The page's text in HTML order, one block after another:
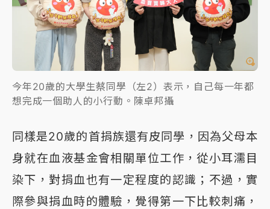
今年20歲的大學生蔡同學（左2）表示，自己每一年都
想完成一個助人的小行動。陳卓邦攝
同樣是20歲的首捐族還有皮同學，因為父母本
身就在血液基金會相關單位工作，從小耳濡目
染下，對捐血也有一定程度的認識；不過，實
際參與捐血時的體驗，覺得第一下比較刺痛，